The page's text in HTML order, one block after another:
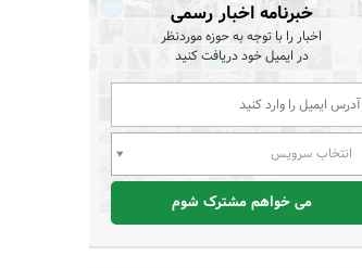
خبرنامه اخبار رسمی
اخبار را با توجه به حوزه موردنظر
در ایمیل خود دریافت کنید
انتخاب سرویس
می خواهم مشترک شوم